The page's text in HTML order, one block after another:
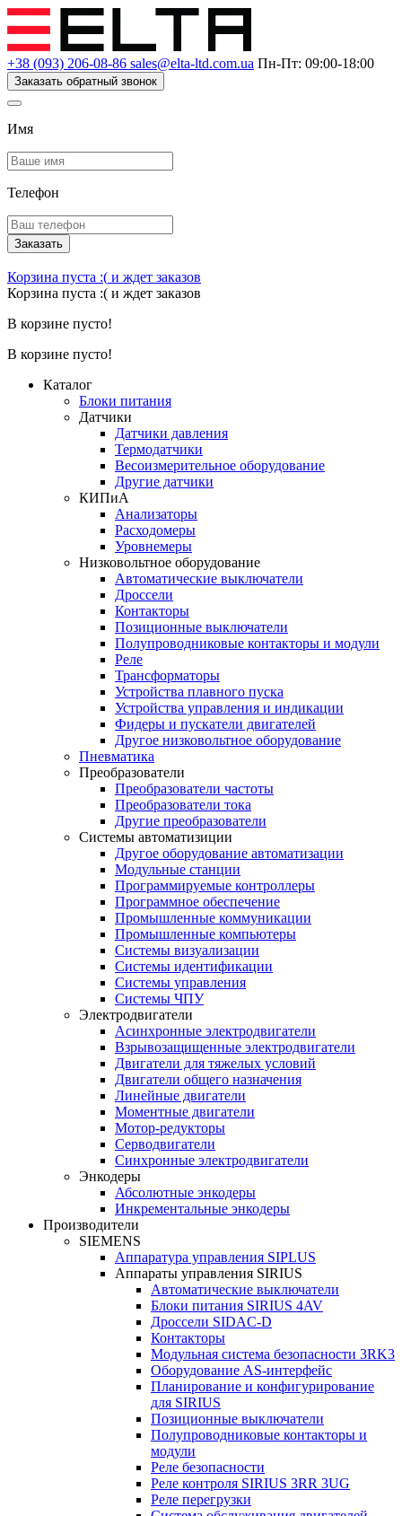
+38 (093) 206-08-86 sales@elta-ltd.com.ua Пн-Пт: 09:00-18:00
Заказать обратный звонок
Имя
Телефон
Заказать
Корзина пуста :( и ждет заказов
Корзина пуста :( и ждет заказов
В корзине пусто!
В корзине пусто!
Каталог
Блоки питания
Датчики
Датчики давления
Термодатчики
Весоизмерительное оборудование
Другие датчики
КИПиА
Анализаторы
Расходомеры
Уровнемеры
Низковольтное оборудование
Автоматические выключатели
Дроссели
Контакторы
Позиционные выключатели
Полупроводниковые контакторы и модули
Реле
Трансформаторы
Устройства плавного пуска
Устройства управления и индикации
Фидеры и пускатели двигателей
Другое низковольтное оборудование
Пневматика
Преобразователи
Преобразователи частоты
Преобразователи тока
Другие преобразователи
Системы автоматизиции
Другое оборудование автоматизации
Модульные станции
Программируемые контроллеры
Программное обеспечение
Промышленные коммуникации
Промышленные компьютеры
Системы визуализации
Системы идентификации
Системы управления
Системы ЧПУ
Электродвигатели
Асинхронные электродвигатели
Взрывозащищенные электродвигатели
Двигатели для тяжелых условий
Двигатели общего назначения
Линейные двигатели
Моментные двигатели
Мотор-редукторы
Серводвигатели
Синхронные электродвигатели
Энкодеры
Абсолютные энкодеры
Инкрементальные энкодеры
Производители
SIEMENS
Аппаратура управления SIPLUS
Аппараты управления SIRIUS
Автоматические выключатели
Блоки питания SIRIUS 4AV
Дроссели SIDAC-D
Контакторы
Модульная система безопасности 3RK3
Оборудование AS-интерфейс
Планирование и конфигурирование
для SIRIUS
Позиционные выключатели
Полупроводниковые контакторы и
модули
Реле безопасности
Реле контроля SIRIUS 3RR 3UG
Реле перегрузки